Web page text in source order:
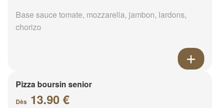
Base sauce tomate, mozzarella, jambon, lardons,
chorizo
Pizza boursin senior
Dès 13.90 €